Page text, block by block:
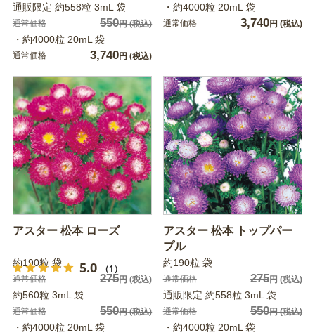
通販限定 約558粒 3mL 袋
通常価格 550円(税込)
・約4000粒 20mL 袋
通常価格 3,740円 (税込)
・約4000粒 20mL 袋
通常価格 3,740円 (税込)
アスター 松本 ローズ
5.0 （1）
約190粒 袋
通常価格 275円(税込)
約560粒 3mL 袋
通常価格 550円(税込)
・約4000粒 20mL 袋
アスター 松本 トップパー
プル
約190粒 袋
通常価格 275円(税込)
通販限定 約558粒 3mL 袋
通常価格 550円(税込)
・約4000粒 20mL 袋